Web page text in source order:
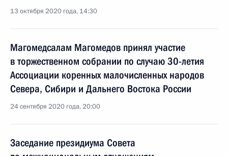
13 октября 2020 года, 14:30
Магомедсалам Магомедов принял участие
в торжественном собрании по случаю 30-летия
Ассоциации коренных малочисленных народов
Севера, Сибири и Дальнего Востока России
24 сентября 2020 года, 20:00
Заседание президиума Совета